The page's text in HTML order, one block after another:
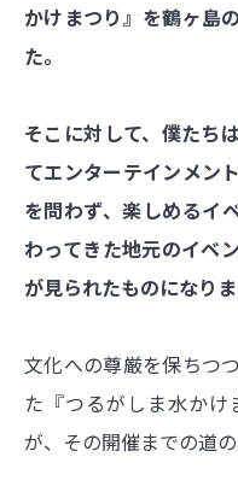
かけまつり』を鶴ヶ島
た。
そこに対して、僕たち
てエンターテインメン
を問わず、楽しめるイ
わってきた地元のイベ
が見られたものになりま
文化への尊厳を保ちつ
た『つるがしま水か
が、その開催までの道